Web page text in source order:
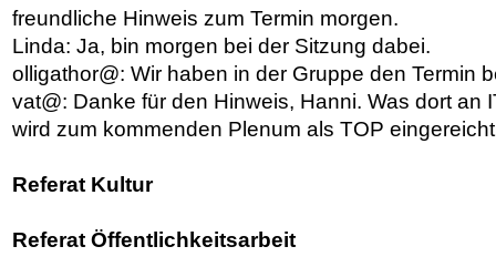
freundliche Hinweis zum Termin morgen.
Linda: Ja, bin morgen bei der Sitzung dabei.
olligathor@: Wir haben in der Gruppe den Termin
vat@: Danke für den Hinweis, Hanni. Was dort an
wird zum kommenden Plenum als TOP
Referat Kultur
Referat Öffentlichkeitsarbeit